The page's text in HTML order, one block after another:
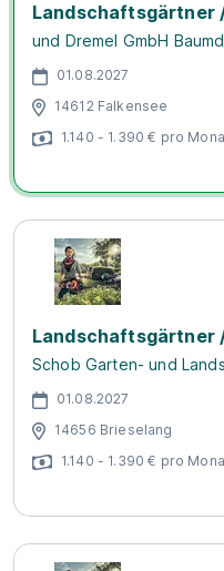
Landschaftsgärtner
und Dremel GmbH
01.08.2027
14612 Falkensee
1.140 - 1.390 € pro
Landschaftsgärtner
Schob Garten- und
01.08.2027
14656 Brieselang
1.140 - 1.390 € pro